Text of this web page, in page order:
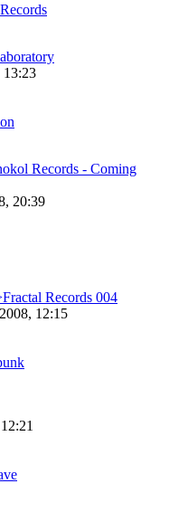
13:23
Records - Coming
20:39
Records 004
12:15